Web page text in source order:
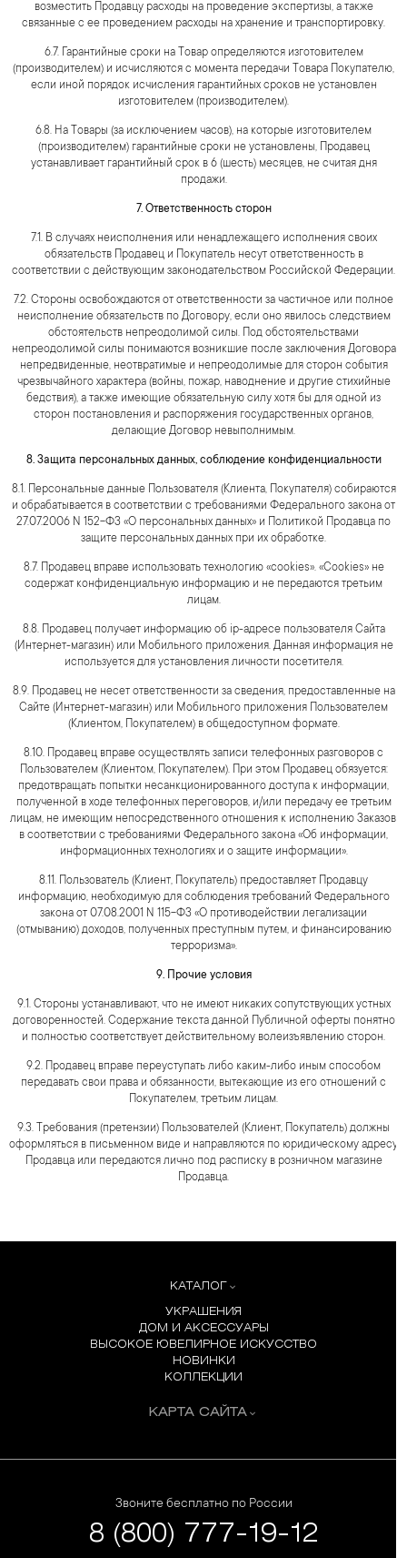
возместить Продавцу расходы на проведение экспертизы, а также
связанные с ее проведением расходы на хранение и транспортировку.
6.7. Гарантийные сроки на Товар определяются изготовителем
(производителем) и исчисляются с момента передачи Товара Покупателю,
если иной порядок исчисления гарантийных сроков не установлен
изготовителем (производителем).
6.8. На Товары (за исключением часов), на которые изготовителем
(производителем) гарантийные сроки не установлены, Продавец
устанавливает гарантийный срок в 6 (шесть) месяцев, не считая дня
продажи.
7. Ответственность сторон
7.1. В случаях неисполнения или ненадлежащего исполнения своих
обязательств Продавец и Покупатель несут ответственность в
соответствии с действующим законодательством Российской Федерации.
7.2. Стороны освобождаются от ответственности за частичное или полное
неисполнение обязательств по Договору, если оно явилось следствием
обстоятельств непреодолимой силы. Под обстоятельствами
непреодолимой силы понимаются возникшие после заключения Договора
непредвиденные, неотвратимые и непреодолимые для сторон события
чрезвычайного характера (войны, пожар, наводнение и другие стихийные
бедствия), а также имеющие обязательную силу хотя бы для одной из
сторон постановления и распоряжения государственных органов,
делающие Договор невыполнимым.
8. Защита персональных данных, соблюдение конфиденциальности
8.1. Персональные данные Пользователя (Клиента, Покупателя) собираются
и обрабатывается в соответствии с требованиями Федерального закона от
27.07.2006 N 152-ФЗ «О персональных данных» и Политикой Продавца по
защите персональных данных при их обработке.
8.7. Продавец вправе использовать технологию «cookies». «Cookies» не
содержат конфиденциальную информацию и не передаются третьим
лицам.
8.8. Продавец получает информацию об ip-адресе пользователя Сайта
(Интернет-магазин) или Мобильного приложения. Данная информация не
используется для установления личности посетителя.
8.9. Продавец не несет ответственности за сведения, предоставленные на
Сайте (Интернет-магазин) или Мобильного приложения Пользователем
(Клиентом, Покупателем) в общедоступном формате.
8.10. Продавец вправе осуществлять записи телефонных разговоров с
Пользователем (Клиентом, Покупателем). При этом Продавец обязуется:
предотвращать попытки несанкционированного доступа к информации,
полученной в ходе телефонных переговоров, и/или передачу ее третьим
лицам, не имеющим непосредственного отношения к исполнению Заказов,
в соответствии с требованиями Федерального закона «Об информации,
информационных технологиях и о защите информации».
8.11. Пользователь (Клиент, Покупатель) предоставляет Продавцу
информацию, необходимую для соблюдения требований Федерального
закона от 07.08.2001 N 115-ФЗ «О противодействии легализации
(отмыванию) доходов, полученных преступным путем, и финансированию
терроризма».
9. Прочие условия
9.1. Стороны устанавливают, что не имеют никаких сопутствующих устных
договоренностей. Содержание текста данной Публичной оферты понятно
и полностью соответствует действительному волеизъявлению сторон.
9.2. Продавец вправе переуступать либо каким-либо иным способом
передавать свои права и обязанности, вытекающие из его отношений с
Покупателем, третьим лицам.
9.3. Требования (претензии) Пользователей (Клиент, Покупатель) должны
оформляться в письменном виде и направляются по юридическому адресу
Продавца или передаются лично под расписку в розничном магазине
Продавца.
КАТАЛОГ
УКРАШЕНИЯ
ДОМ И АКСЕССУАРЫ
ВЫСОКОЕ ЮВЕЛИРНОЕ ИСКУССТВО
НОВИНКИ
КОЛЛЕКЦИИ
КАРТА САЙТА
Звоните бесплатно по России
8 (800) 777-19-12